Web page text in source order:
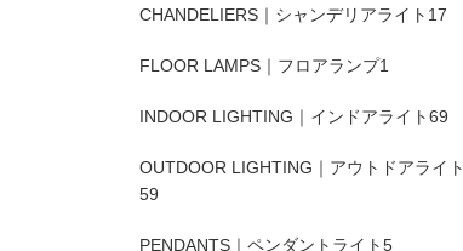
CHANDELIERS｜シャンデリアライト 17
FLOOR LAMPS｜フロアランプ1
INDOOR LIGHTING｜インドアライト69
OUTDOOR LIGHTING｜アウトドアライト
59
PENDANTS｜ペンダントライト5